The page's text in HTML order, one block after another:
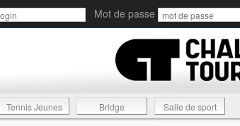
Mot de passe
Tennis Jeunes Bridge Salle de sport